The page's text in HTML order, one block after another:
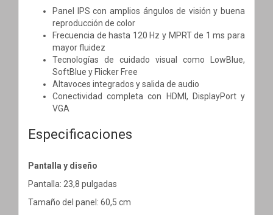
Panel IPS con amplios ángulos de visión y buena
reproducción de color
Frecuencia de hasta 120 Hz y MPRT de 1 ms para
mayor fluidez
Tecnologías de cuidado visual como LowBlue,
SoftBlue y Flicker Free
Altavoces integrados y salida de audio
Conectividad completa con HDMI, DisplayPort y
VGA
Especificaciones
Pantalla y diseño
Pantalla: 23,8 pulgadas
Tamaño del panel: 60,5 cm